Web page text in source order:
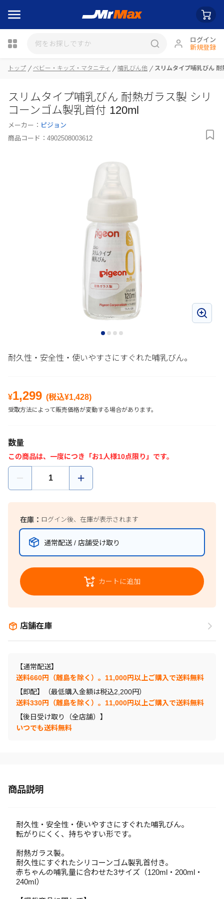
ログイン
新規登録
瓶詰
トップ ベビー・キッズ・マタニティ 哺乳びん他 スリムタイプ哺乳びん
スリムタイプ哺乳びん 耐熱ガラス製 シリ
コーンゴム製乳首付 120ml
メーカー： ピジョン
商品コード： 4902508003612
耐久性・安全性・使いやすさにすぐれた哺乳びん。
¥1,299 (税込¥1,428)
受取方法によって販売価格が変動する場合があります。
数量
この商品は、一度につき「お1人様10点限り」です。
在庫： ログイン後、在庫が表示されます
通常配送 / 店舗受け取り
カートに追加
店舗在庫
【通常配送】
送料660円（離島を除く）。11,000円以上ご購入で送料無料
【即配】（最低購入金額は税込2,200円）
送料330円（離島を除く）。11,000円以上ご購入で送料無料
【後日受け取り（全店舗）】
いつでも送料無料
商品説明
耐久性・安全性・使いやすさにすぐれた哺乳びん。
転がりにくく、持ちやすい形です。
耐熱ガラス製。
耐久性にすぐれたシリコーンゴム製乳首付き。
赤ちゃんの哺乳量に合わせた3サイズ（120ml・200ml・
240ml）